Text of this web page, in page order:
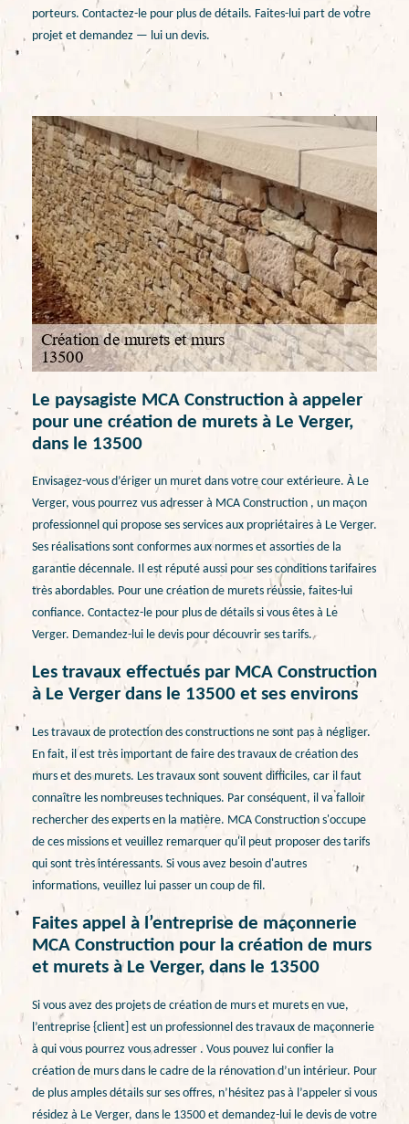
porteurs. Contactez-le pour plus de détails. Faites-lui part de votre
projet et demandez — lui un devis.
Le paysagiste MCA Construction à appeler
pour une création de murets à Le Verger,
dans le 13500
Envisagez-vous d’ériger un muret dans votre cour extérieure. À Le
Verger, vous pourrez vus adresser à MCA Construction , un maçon
professionnel qui propose ses services aux propriétaires à Le Verger.
Ses réalisations sont conformes aux normes et assorties de la
garantie décennale. Il est réputé aussi pour ses conditions tarifaires
très abordables. Pour une création de murets réussie, faites-lui
confiance. Contactez-le pour plus de détails si vous êtes à Le
Verger. Demandez-lui le devis pour découvrir ses tarifs.
Les travaux effectués par MCA Construction
à Le Verger dans le 13500 et ses environs
Les travaux de protection des constructions ne sont pas à négliger.
En fait, il est très important de faire des travaux de création des
murs et des murets. Les travaux sont souvent difficiles, car il faut
connaître les nombreuses techniques. Par conséquent, il va falloir
rechercher des experts en la matière. MCA Construction s'occupe
de ces missions et veuillez remarquer qu'il peut proposer des tarifs
qui sont très intéressants. Si vous avez besoin d'autres
informations, veuillez lui passer un coup de fil.
Faites appel à l’entreprise de maçonnerie
MCA Construction pour la création de murs
et murets à Le Verger, dans le 13500
Si vous avez des projets de création de murs et murets en vue,
l’entreprise {client] est un professionnel des travaux de maçonnerie
à qui vous pourrez vous adresser . Vous pouvez lui confier la
création de murs dans le cadre de la rénovation d’un intérieur. Pour
de plus amples détails sur ses offres, n’hésitez pas à l’appeler si vous
résidez à Le Verger, dans le 13500 et demandez-lui le devis de votre